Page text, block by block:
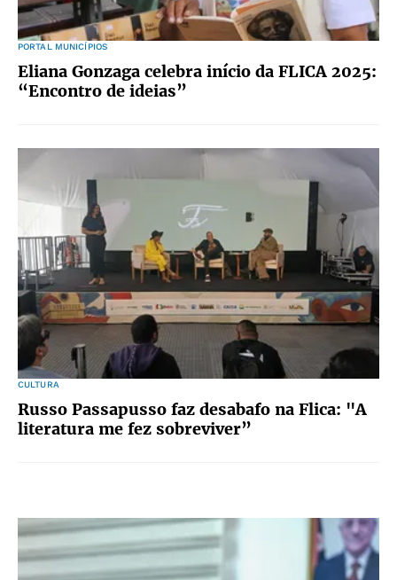
PORTAL MUNICÍPIOS
Eliana Gonzaga celebra início da FLICA 2025:
“Encontro de ideias”
CULTURA
Russo Passapusso faz desabafo na Flica: "A
literatura me fez sobreviver”